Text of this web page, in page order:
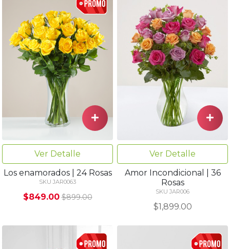
Ver Detalle
Los enamorados | 24 Rosas
SKU JAR0063
$849.00 $899.00
Ver Detalle
Amor Incondicional | 36
Rosas
SKU JAR006
$1,899.00